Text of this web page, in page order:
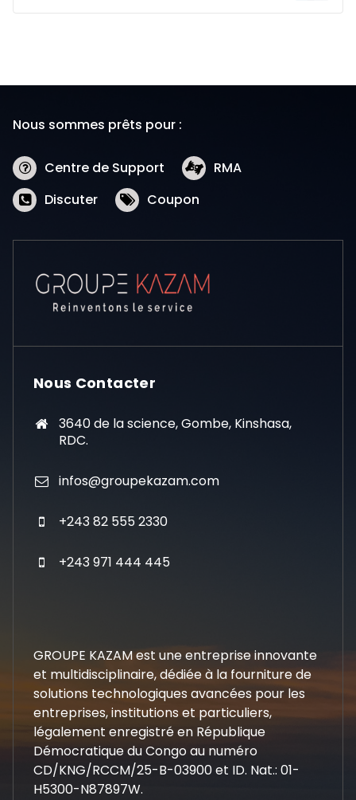
Nous sommes prêts pour :
Centre de Support
RMA
Discuter
Coupon
Nous Contacter
3640 de la science, Gombe, Kinshasa,
RDC.
infos@groupekazam.com
+243 82 555 2330
+243 971 444 445
GROUPE KAZAM est une entreprise innovante
et multidisciplinaire, dédiée à la fourniture de
solutions technologiques avancées pour les
entreprises, institutions et particuliers,
légalement enregistré en République
Démocratique du Congo au numéro
CD/KNG/RCCM/25-B-03900 et ID. Nat.: 01-
H5300-N87897W.